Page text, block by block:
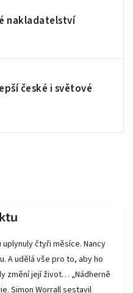
nakladatelství
české i světové
čtyři měsíce. Nancy
A udělá vše pro to, aby ho
změní její život… „Nádherně
Simon Worrall sestavil